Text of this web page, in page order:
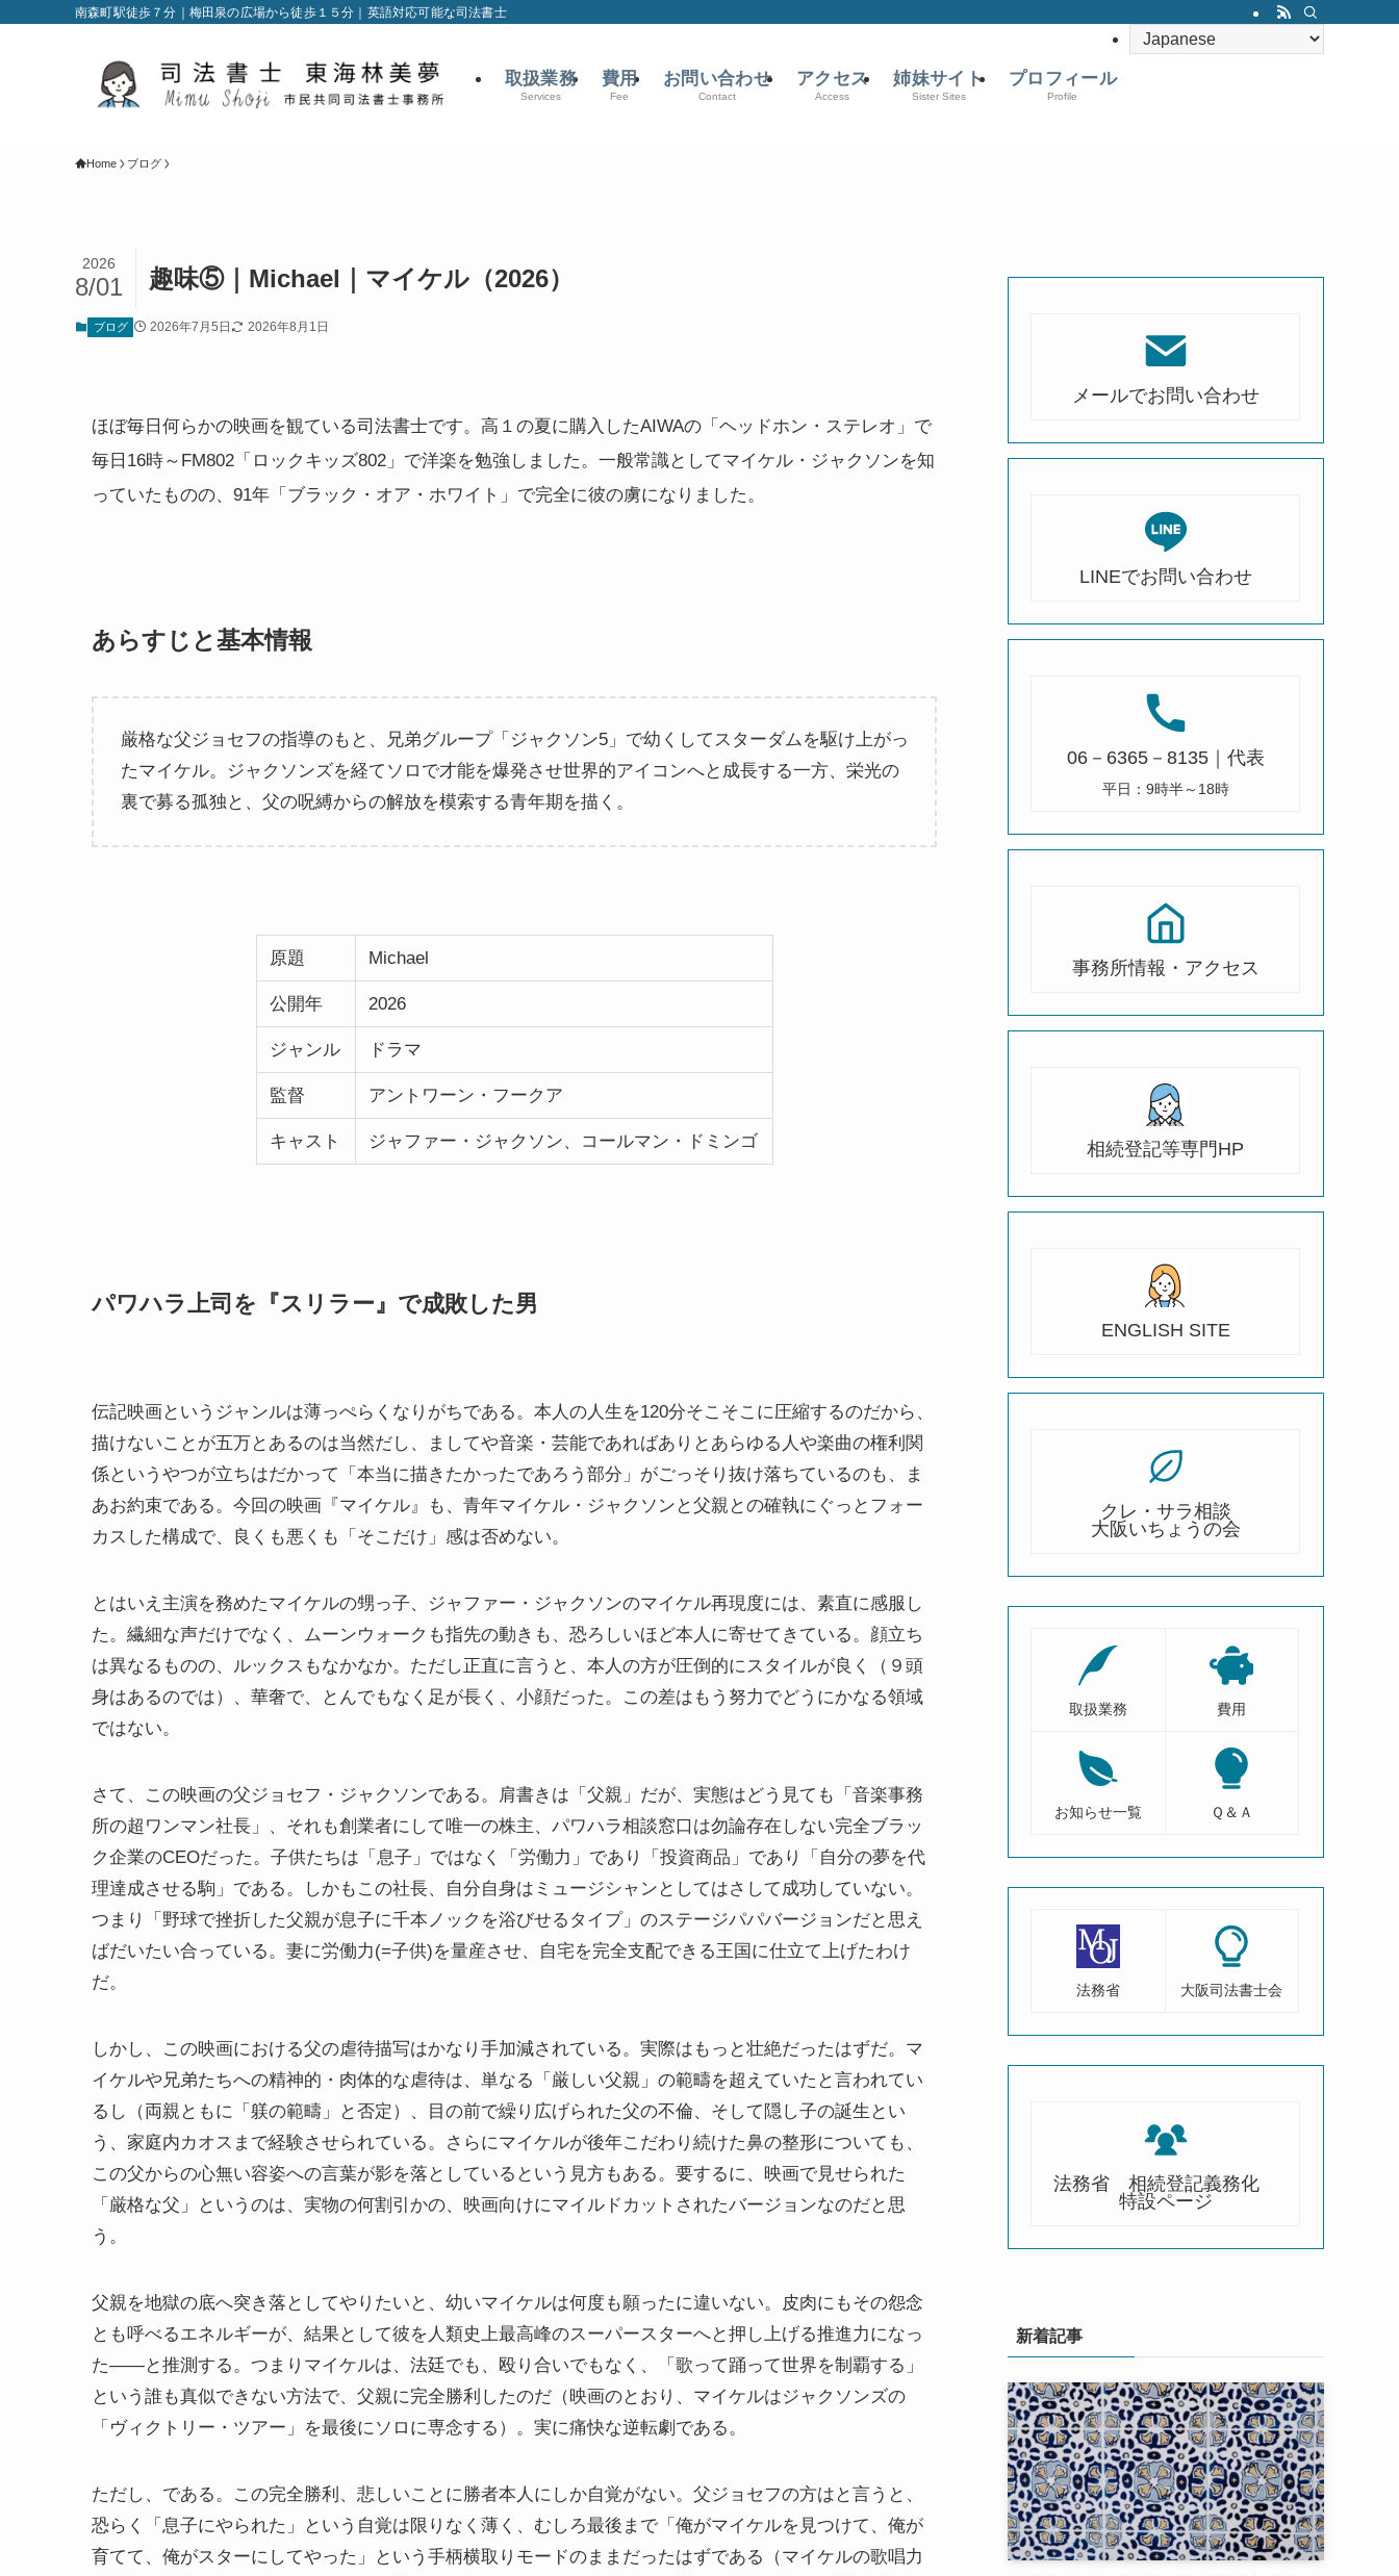
南森町駅徒歩７分｜梅田泉の広場から徒歩１５分｜英語対応可能な司法書士
取扱業務
Services
費用
Fee
お問い合わせ
Contact
アクセス
Access
姉妹サイト
Sister Sites
プロフィール
Profile
Home ブログ
趣味⑤｜Michael｜マイケル（2026）
2026
8/01
ブログ 2026年7月5日 2026年8月1日
ほぼ毎日何らかの映画を観ている司法書士です。高１の夏に購入したAIWAの「ヘッドホン・ステレオ」で
毎日16時～FM802「ロックキッズ802」で洋楽を勉強しました。一般常識としてマイケル・ジャクソンを知
っていたものの、91年「ブラック・オア・ホワイト」で完全に彼の虜になりました。
あらすじと基本情報
厳格な父ジョセフの指導のもと、兄弟グループ「ジャクソン5」で幼くしてスターダムを駆け上がっ
たマイケル。ジャクソンズを経てソロで才能を爆発させ世界的アイコンへと成長する一方、栄光の
裏で募る孤独と、父の呪縛からの解放を模索する青年期を描く。
原題 Michael
公開年 2026
ジャンル ドラマ
監督 アントワーン・フークア
キャスト ジャファー・ジャクソン、コールマン・ドミンゴ
パワハラ上司を『スリラー』で成敗した男
伝記映画というジャンルは薄っぺらくなりがちである。本人の人生を120分そこそこに圧縮するのだから、
描けないことが五万とあるのは当然だし、ましてや音楽・芸能であればありとあらゆる人や楽曲の権利関
係というやつが立ちはだかって「本当に描きたかったであろう部分」がごっそり抜け落ちているのも、ま
あお約束である。今回の映画『マイケル』も、青年マイケル・ジャクソンと父親との確執にぐっとフォー
カスした構成で、良くも悪くも「そこだけ」感は否めない。
とはいえ主演を務めたマイケルの甥っ子、ジャファー・ジャクソンのマイケル再現度には、素直に感服し
た。繊細な声だけでなく、ムーンウォークも指先の動きも、恐ろしいほど本人に寄せてきている。顔立ち
は異なるものの、ルックスもなかなか。ただし正直に言うと、本人の方が圧倒的にスタイルが良く（９頭
身はあるのでは）、華奢で、とんでもなく足が長く、小顔だった。この差はもう努力でどうにかなる領域
ではない。
さて、この映画の父ジョセフ・ジャクソンである。肩書きは「父親」だが、実態はどう見ても「音楽事務
所の超ワンマン社長」、それも創業者にして唯一の株主、パワハラ相談窓口は勿論存在しない完全ブラッ
ク企業のCEOだった。子供たちは「息子」ではなく「労働力」であり「投資商品」であり「自分の夢を代
理達成させる駒」である。しかもこの社長、自分自身はミュージシャンとしてはさして成功していない。
つまり「野球で挫折した父親が息子に千本ノックを浴びせるタイプ」のステージパパバージョンだと思え
ばだいたい合っている。妻に労働力(=子供)を量産させ、自宅を完全支配できる王国に仕立て上げたわけ
だ。
しかし、この映画における父の虐待描写はかなり手加減されている。実際はもっと壮絶だったはずだ。マ
イケルや兄弟たちへの精神的・肉体的な虐待は、単なる「厳しい父親」の範疇を超えていたと言われてい
るし（両親ともに「躾の範疇」と否定）、目の前で繰り広げられた父の不倫、そして隠し子の誕生とい
う、家庭内カオスまで経験させられている。さらにマイケルが後年こだわり続けた鼻の整形についても、
この父からの心無い容姿への言葉が影を落としているという見方もある。要するに、映画で見せられた
「厳格な父」というのは、実物の何割引かの、映画向けにマイルドカットされたバージョンなのだと思
う。
父親を地獄の底へ突き落としてやりたいと、幼いマイケルは何度も願ったに違いない。皮肉にもその怨念
とも呼べるエネルギーが、結果として彼を人類史上最高峰のスーパースターへと押し上げる推進力になっ
た――と推測する。つまりマイケルは、法廷でも、殴り合いでもなく、「歌って踊って世界を制覇する」
という誰も真似できない方法で、父親に完全勝利したのだ（映画のとおり、マイケルはジャクソンズの
「ヴィクトリー・ツアー」を最後にソロに専念する）。実に痛快な逆転劇である。
ただし、である。この完全勝利、悲しいことに勝者本人にしか自覚がない。父ジョセフの方はと言うと、
恐らく「息子にやられた」という自覚は限りなく薄く、むしろ最後まで「俺がマイケルを見つけて、俺が
育てて、俺がスターにしてやった」という手柄横取りモードのままだったはずである（マイケルの歌唱力
メールでお問い合わせ
LINEでお問い合わせ
06－6365－8135｜代表
平日：9時半～18時
事務所情報・アクセス
相続登記等専門HP
ENGLISH SITE
クレ・サラ相談
大阪いちょうの会
取扱業務 費用
お知らせ一覧 Ｑ＆Ａ
法務省 大阪司法書士会
法務省 相続登記義務化
特設ページ
新着記事